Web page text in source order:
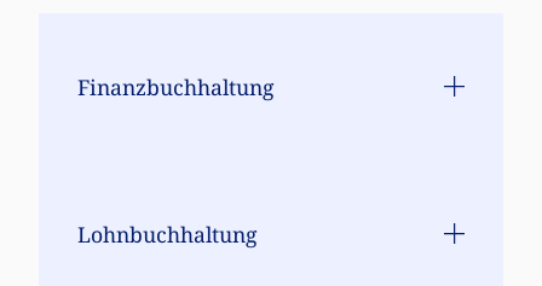
Finanzbuchhaltung
Lohnbuchhaltung